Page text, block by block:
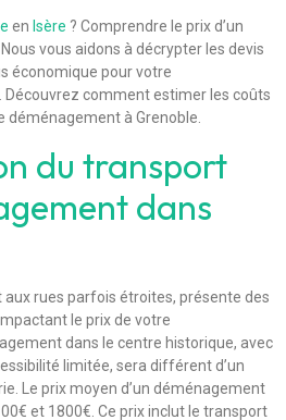
en Isère ? Comprendre le prix d’un
vous aidons à décrypter les devis
économique pour votre
Découvrez comment estimer les coûts
à Grenoble.
du transport
dans
aux rues parfois étroites, présente des
le prix de votre
dans le centre historique, avec
limitée, sera différent d’un
Le prix moyen d’un déménagement
et 1800€. Ce prix inclut le transport